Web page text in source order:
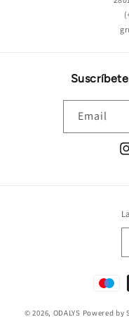
Email
© 2026, ODALYS Powered by